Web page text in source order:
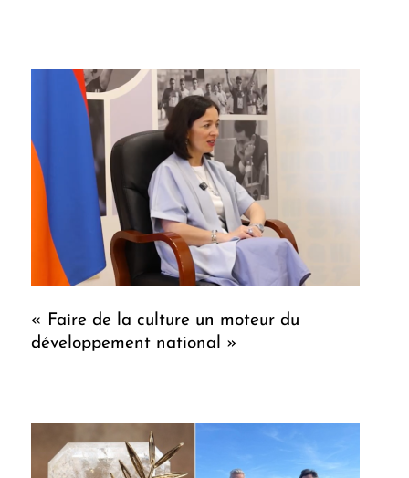
« Faire de la culture un moteur du
développement national »